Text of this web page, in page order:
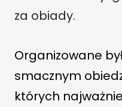
za obiady.
Organizowane
smacznym
których